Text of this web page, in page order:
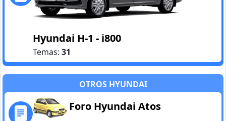
Hyundai H-1 - i800
Temas: 31
OTROS HYUNDAI
Foro Hyundai Atos